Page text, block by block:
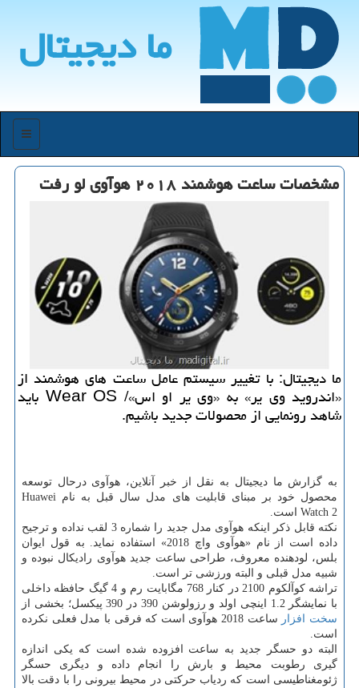
ما دیجیتال
منو
مشخصات ساعت هوشمند ۲۰۱۸ هوآوی لو رفت
ما دیجیتال: با تغییر سیستم عامل ساعت های هوشمند از
«اندروید وی یر» به «وی یر او اس»/ Wear OS باید
شاهد رونمایی از محصولات جدید باشیم.
به گزارش ما دیجیتال به نقل از خبر آنلاین، هوآوی درحال توسعه
محصول خود بر مبنای قابلیت های مدل سال قبل به نام Huawei
Watch 2 است.
نكته قابل ذكر اینكه هوآوی مدل جدید را شماره 3 لقب نداده و ترجیح
داده است از نام «هوآوی واچ 2018» استفاده نماید. به قول ایوان
بلس، لودهنده معروف، طراحی ساعت جدید هوآوی رادیكال نبوده و
شبیه مدل قبلی و البته ورزشی تر است.
تراشه كوآلكوم 2100 در كنار 768 مگابایت رم و 4 گیگ حافظه داخلی
با نمایشگر 1.2 اینچی اولد و رزولوشن 390 در 390 پیكسل؛ بخشی از
سخت افزار
ساعت 2018 هوآوی است كه فرقی با مدل فعلی نكرده
است.
البته دو حسگر جدید به ساعت افزوده شده است كه یكی اندازه
گیری رطوبت محیط و بارش را انجام داده و دیگری حسگر
ژئومغناطیسی است كه ردیاب حركتی در محیط بیرونی را با دقت بالا